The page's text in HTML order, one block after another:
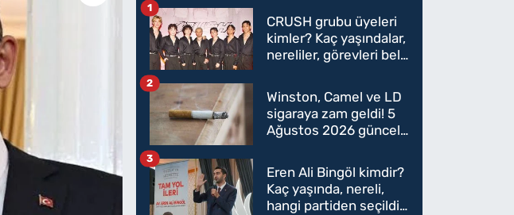
CRUSH grubu üyeleri
kimler? Kaç yaşındalar,
nereliler, görevleri belli
1
Winston, Camel ve LD
sigaraya zam geldi! 5
Ağustos 2026 güncel
oldu
2
Eren Ali Bingöl kimdir?
Kaç yaşında, nereli,
hangi partiden seçildi?
3